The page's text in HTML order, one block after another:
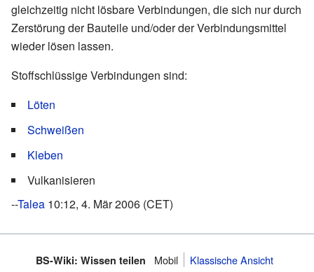
gleichzeitig nicht lösbare Verbindungen, die sich nur durch
Zerstörung der Bauteile und/oder der Verbindungsmittel
wieder lösen lassen.
Stoffschlüssige Verbindungen sind:
Löten
Schweißen
Kleben
Vulkanisieren
--Talea 10:12, 4. Mär 2006 (CET)
BS-Wiki: Wissen teilen Mobil
Klassische Ansicht